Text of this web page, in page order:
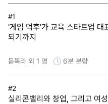
#1
'게임 덕후'가 교육 스타트업 대
되기까지
듣똑라 외 1 명 6분 분량
#2
실리콘밸리와 창업, 그리고 여성